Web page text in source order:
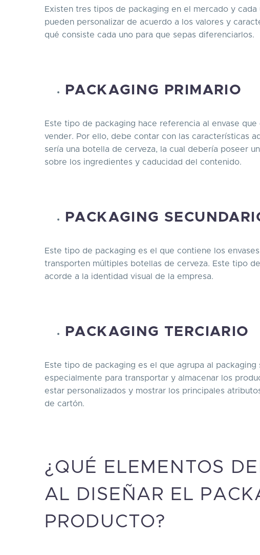
Existen tres tipos de packaging en el mercado y
pueden personalizar de acuerdo a los valores y
qué consiste cada uno para que sepas diferenciarlos.
PACKAGING PRIMARIO
Este tipo de packaging hace referencia al envase
vender. Por ello, debe contar con las características
sería una botella de cerveza, la cual debería poseer
sobre los ingredientes y caducidad del contenido.
PACKAGING
Este tipo de packaging es el que contiene los
transporten múltiples botellas de cerveza. Este tipo
acorde a la identidad visual de la empresa.
PACKAGING TERCIARIO
Este tipo de packaging es el que agrupa al
especialmente para transportar y almacenar los
estar personalizados y mostrar los principales
de cartón.
¿QUÉ ELEMENTOS
AL DISEÑAR EL
PRODUCTO?